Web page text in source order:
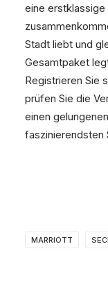
eine
Stadt liebt und
Gesamtpaket
Registrieren Sie
prüfen Sie die
einen
faszinierendsten
MARRIOTT